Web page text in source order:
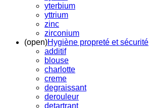
yterbium
yttrium
zinc
zirconium
(open)Hygiène propreté et sécurité
additif
blouse
charlotte
creme
degraissant
derouleur
detartrant